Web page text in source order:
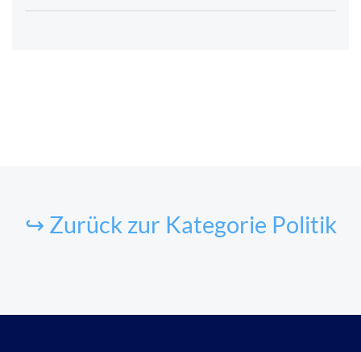
↪ Zurück zur Kategorie Politik